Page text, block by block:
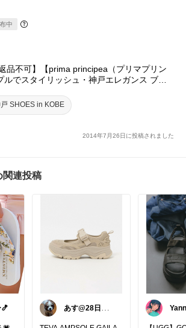
中
品不可】【prima principea（プリマプリン
でスタイリッシュ・神戸エレガンス ブー
ィース シューズ くつ レディス 靴
SHOES in KOBE
2014年7月26日に投稿されました
関連投稿
あす@28日迄あ
ます🙇‍